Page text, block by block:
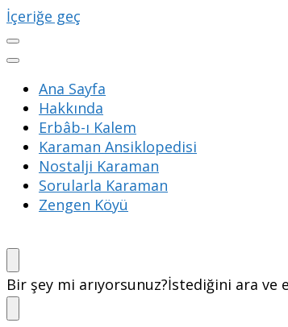
İçeriğe geç
Ana Sayfa
Hakkında
Erbâb-ı Kalem
Karaman Ansiklopedisi
Nostalji Karaman
Sorularla Karaman
Zengen Köyü
Bir şey mi arıyorsunuz?İstediğini ara ve